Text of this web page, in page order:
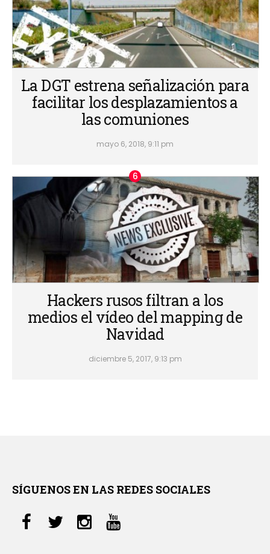
La DGT estrena señalización para
facilitar los desplazamientos a
las comuniones
mayo 6, 2018, 9:11 pm
Hackers rusos filtran a los
medios el vídeo del mapping de
Navidad
diciembre 5, 2017, 9:13 pm
SÍGUENOS EN LAS REDES SOCIALES